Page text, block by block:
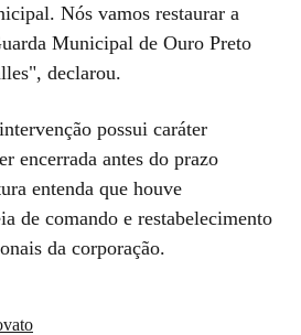
Nós vamos restaurar a
Municipal de Ouro Preto
declarou.
possui caráter
encerrada antes do prazo
entenda que houve
de comando e restabelecimento
da corporação.